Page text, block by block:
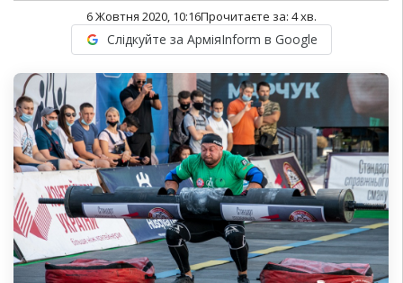
6 Жовтня 2020, 10:16Прочитаєте за: 4хв.
Слідкуйте за АрміяInform в Google